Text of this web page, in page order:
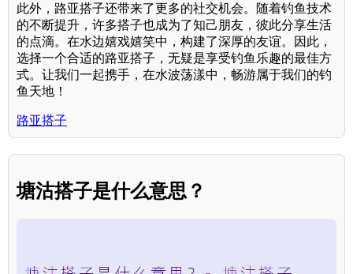
此外，路亚搭子还带来了更多的社交机会。随着钓鱼技术
的不断提升，许多搭子也成为了知己朋友，彼此分享生活
的点滴。在水边嬉戏嬉笑中，构建了深厚的友谊。因此，
选择一个合适的路亚搭子，无疑是享受钓鱼乐趣的最佳方
式。让我们一起携手，在水波荡漾中，畅游属于我们的钓
鱼天地！
路亚搭子
塘沽搭子是什么意思？